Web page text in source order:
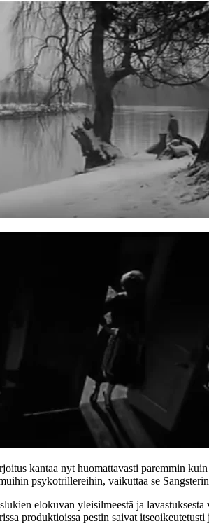
kantaa nyt huomattavasti paremmin
psykotrillereihin, vaikuttaa se
elokuvan yleisilmeestä ja lavastuksesta
produktioissa pestin saivat itseoikeutetusti